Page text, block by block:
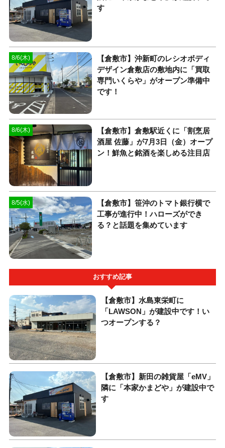
す
8/6(木)
【倉敷市】沖新町のレシオボディ
デザイン倉敷店の敷地内に「買取
専門いくらや」がオープン準備中
です！
8/6(木)
【倉敷市】倉敷駅近くに「割烹居
酒屋 佐藤」が7月3日（金）オープ
ン！鮮魚と銘酒を楽しめる注目店
8/5(水)
【倉敷市】笹沖のトマト銀行横で
工事が進行中！ハローズができ
る？と話題を集めています
おすすめ記事
【倉敷市】水島東栄町に
「LAWSON」が建設中です！い
つオープンする？
【倉敷市】新田の雑貨屋「eMV」
隣に「本家かまどや」が建設中で
す